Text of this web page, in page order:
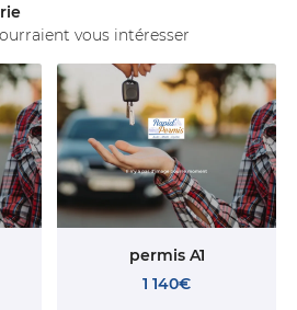
Inscription
Rejoignez-nous
vous intéresser
permis A1
1 140€